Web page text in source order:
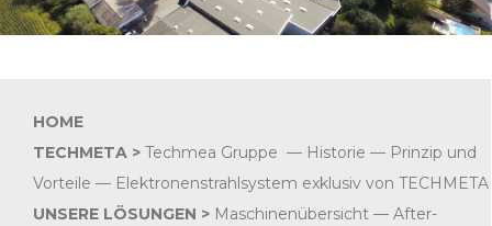
HOME
TECHMETA > Techmea Gruppe — Historie — Prinzip und
Vorteile — Elektronenstrahlsystem exklusiv von TECHMETA
UNSERE LÖSUNGEN > Maschinenübersicht— After-